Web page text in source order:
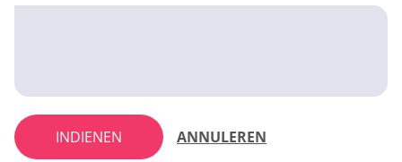
INDIENEN ANNULEREN